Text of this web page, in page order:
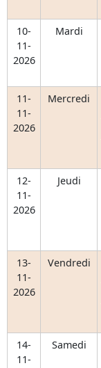
10-
11-
2026
Mardi
11-
11-
2026
Mercredi
12-
11-
2026
Jeudi
13-
11-
2026
Vendredi
14-
11-
Samedi